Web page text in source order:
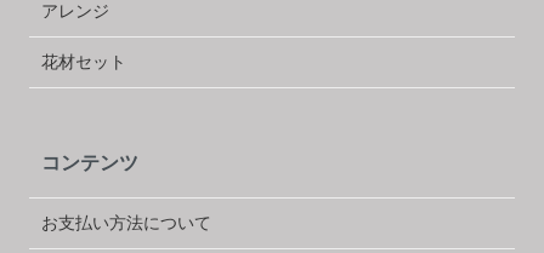
アレンジ
花材セット
コンテンツ
お支払い方法について